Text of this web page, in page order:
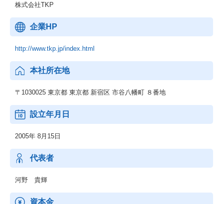
株式会社TKP
企業HP
http://www.tkp.jp/index.html
本社所在地
〒1030025 東京都 東京都 新宿区 市谷八幡町 ８番地
設立年月日
2005年 8月15日
代表者
河野 貴輝
資本金